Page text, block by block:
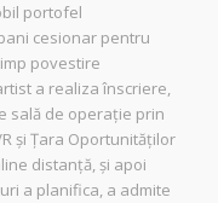
portofel
cesionar pentru
povestire
a realiza înscriere,
sală de operație prin
și Țara Oportunităților
distanță, și apoi
a planifica, a admite